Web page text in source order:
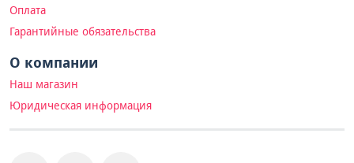
Оплата
Гарантийные обязательства
О компании
Наш магазин
Юридическая информация